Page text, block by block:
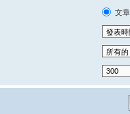
文章